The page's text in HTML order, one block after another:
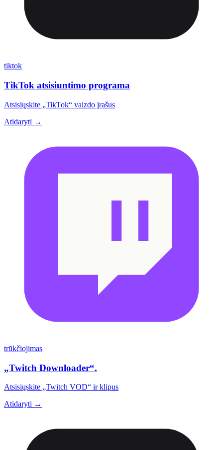
tiktok
TikTok atsisiuntimo programa
Atsisiųskite „TikTok“ vaizdo įrašus
Atidaryti →
trūkčiojimas
„Twitch Downloader“.
Atsisiųskite „Twitch VOD“ ir klipus
Atidaryti →